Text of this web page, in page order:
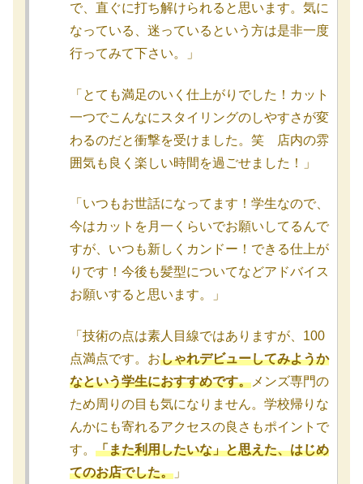
で、直ぐに打ち解けられると思います。気に
なっている、迷っているという方は是非一度
行ってみて下さい。」
「とても満足のいく仕上がりでした！カット
一つでこんなにスタイリングのしやすさが変
わるのだと衝撃を受けました。笑 店内の雰
囲気も良く楽しい時間を過ごせました！」
「いつもお世話になってます！学生なので、
今はカットを月一くらいでお願いしてるんで
すが、いつも新しくカンドー！できる仕上が
りです！今後も髪型についてなどアドバイス
お願いすると思います。」
「技術の点は素人目線ではありますが、100
点満点です。おしゃれデビューしてみようか
なという学生におすすめです。 メンズ専門の
ため周りの目も気になりません。学校帰りな
んかにも寄れるアクセスの良さもポイントで
す。 「また利用したいな」と思えた、はじめ
てのお店でした。 」